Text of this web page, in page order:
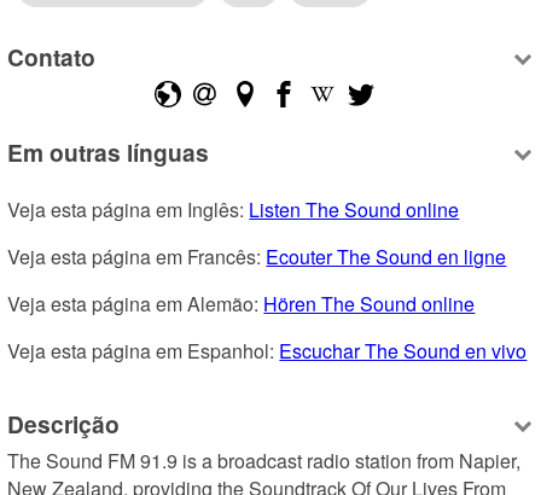
Contato
Em outras línguas
Veja esta página em Inglês: Listen The Sound online
Veja esta página em Francês: Ecouter The Sound en ligne
Veja esta página em Alemão: Hören The Sound online
Veja esta página em Espanhol: Escuchar The Sound en vivo
Descrição
The Sound FM 91.9 is a broadcast radio station from Napier,
New Zealand, providing the Soundtrack Of Our Lives From